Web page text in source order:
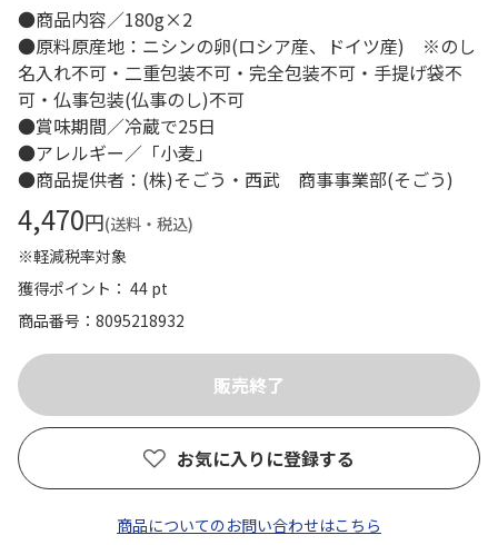
●商品内容／180g×2
●原料原産地：ニシンの卵(ロシア産、ドイツ産) ※のし
名入れ不可・二重包装不可・完全包装不可・手提げ袋不
可・仏事包装(仏事のし)不可
●賞味期間／冷蔵で25日
●アレルギー／「小麦」
●商品提供者：(株)そごう・西武 商事事業部(そごう)
4,470円(送料・税込)
※軽減税率対象
獲得ポイント： 44 pt
商品番号
8095218932
お気に入りに登録する
商品についてのお問い合わせはこちら